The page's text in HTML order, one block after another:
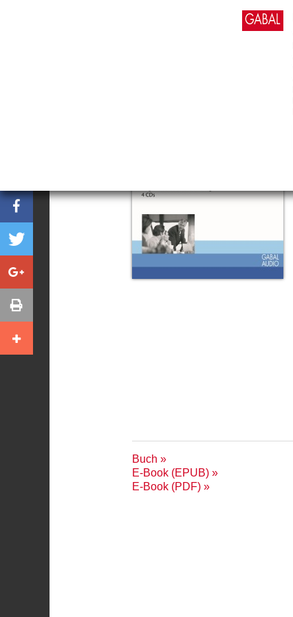
Buch
E-Book (EPUB)
E-Book (PDF)